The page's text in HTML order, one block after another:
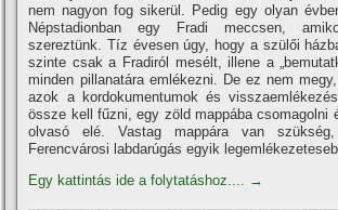
nem nagyon fog sikerül. Pedig egy olyan
Népstadionban egy Fradi meccsen,
szereztünk. Tí­z évesen úgy, hogy a szülői
szinte csak a Fradiról mesélt, illene a
minden pillanatára emlékezni. De ez nem
azok a kordokumentumok és
össze kell fűzni, egy zöld mappába csomagolni
olvasó elé. Vastag mappára van
Ferencvárosi labdarúgás egyik
Egy kattintás ide a folytatáshoz.... →